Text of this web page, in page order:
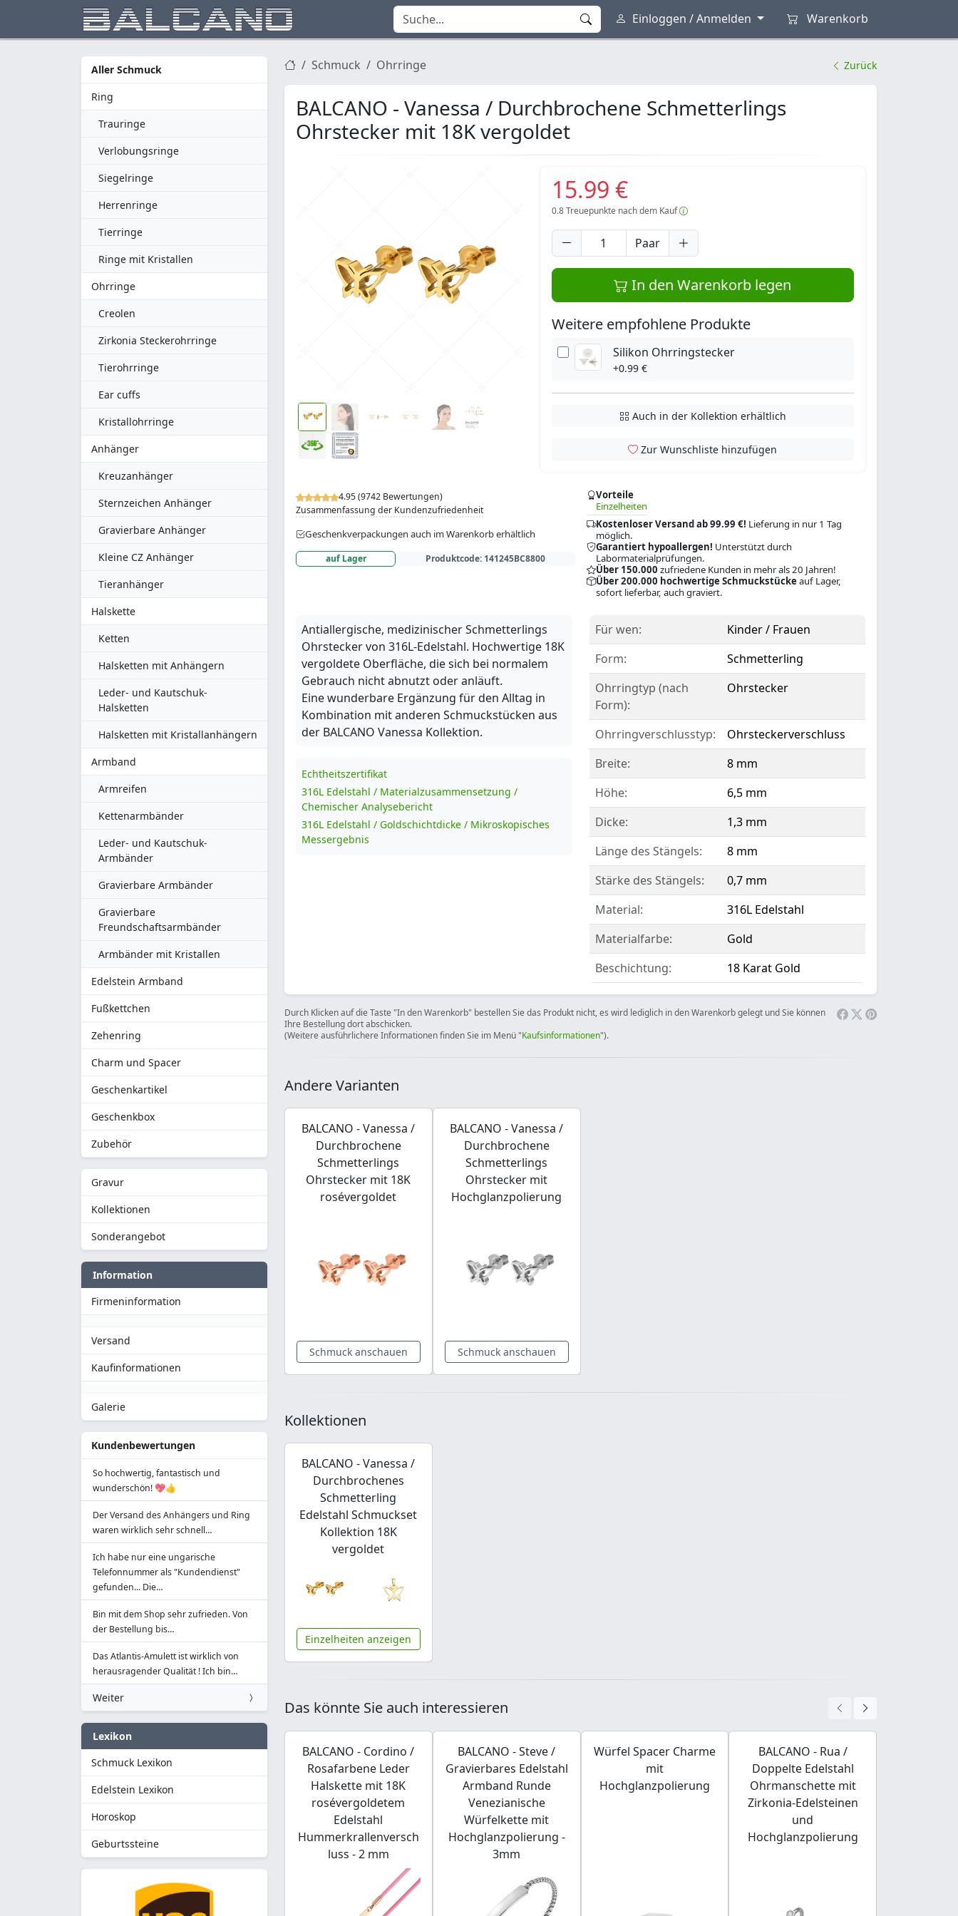
Einloggen / Anmelden Warenkorb
Aller Schmuck
Ring
Trauringe
Verlobungsringe
Siegelringe
Herrenringe
Tierringe
Ringe mit Kristallen
Ohrringe
Creolen
Zirkonia Steckerohrringe
Tierohrringe
Ear cuffs
Kristallohrringe
Anhänger
Kreuzanhänger
Sternzeichen Anhänger
Gravierbare Anhänger
Kleine CZ Anhänger
Tieranhänger
Halskette
Ketten
Halsketten mit Anhängern
Leder- und Kautschuk-
Halsketten
Halsketten mit Kristallanhängern
Armband
Armreifen
Kettenarmbänder
Leder- und Kautschuk-
Armbänder
Gravierbare Armbänder
Gravierbare
Freundschaftsarmbänder
Armbänder mit Kristallen
Edelstein Armband
Fußkettchen
Zehenring
Charm und Spacer
Geschenkartikel
Geschenkbox
Zubehör
Gravur
Kollektionen
Sonderangebot
Information
Firmeninformation
Versand
Kaufinformationen
Galerie
Kundenbewertungen
So hochwertig, fantastisch und
wunderschön! 💖👍
Der Versand des Anhängers und Ring
waren wirklich sehr schnell…
Ich habe nur eine ungarische
Telefonnummer als "Kundendienst"
gefunden... Die…
Bin mit dem Shop sehr zufrieden. Von
der Bestellung bis…
Das Atlantis-Amulett ist wirklich von
herausragender Qualität ! Ich bin…
Weiter
Lexikon
Schmuck Lexikon
Edelstein Lexikon
Horoskop
Geburtssteine
Schmuck Ohrringe Zurück
BALCANO - Vanessa / Durchbrochene Schmetterlings
Ohrstecker mit 18K vergoldet
4.95 (9742 Bewertungen)
Zusammenfassung der Kundenzufriedenheit
Geschenkverpackungen auch im Warenkorb erhältlich
auf Lager Produktcode: 141245BC8800
Vorteile
Einzelheiten
Kostenloser Versand ab 99.99 €! Lieferung in nur 1 Tag
möglich.
Garantiert hypoallergen! Unterstützt durch
Labormaterialprüfungen.
Über 150.000 zufriedene Kunden in mehr als 20 Jahren!
Über 200.000 hochwertige Schmuckstückeauf Lager,
sofort lieferbar, auch graviert.
15.99 €
0.8Treuepunkte nach dem Kauf
Paar
In den Warenkorb legen
Weitere empfohlene Produkte
Silikon Ohrringstecker
+0.99 €
Auch in der Kollektion erhältlich
Zur Wunschliste hinzufügen
Antiallergische, medizinischer Schmetterlings
Ohrstecker von 316L-Edelstahl. Hochwertige 18K
vergoldete Oberfläche, die sich bei normalem
Gebrauch nicht abnutzt oder anläuft.
Eine wunderbare Ergänzung für den Alltag in
Kombination mit anderen Schmuckstücken aus
der BALCANO Vanessa Kollektion.
Echtheitszertifikat
316L Edelstahl / Materialzusammensetzung /
Chemischer Analysebericht
316L Edelstahl / Goldschichtdicke / Mikroskopisches
Messergebnis
Für wen:
Kinder / Frauen
Form:
Schmetterling
Ohrringtyp (nach
Form):
Ohrstecker
Ohrringverschlusstyp:
Ohrsteckerverschluss
Breite:
8 mm
Höhe:
6,5 mm
Dicke:
1,3 mm
Länge des Stängels:
8 mm
Stärke des Stängels:
0,7 mm
Material:
316L Edelstahl
Materialfarbe:
Gold
Beschichtung:
18 Karat Gold
Durch Klicken auf die Taste "In den Warenkorb" bestellen Sie das Produkt nicht, es wird lediglich in den Warenkorb gelegt und Sie können
Ihre Bestellung dort abschicken.
(Weitere ausführlichere Informationen finden Sie im Menü "Kaufsinformationen").
Andere Varianten
BALCANO - Vanessa /
Durchbrochene
Schmetterlings
Ohrstecker mit 18K
rosévergoldet
Schmuck anschauen
BALCANO - Vanessa /
Durchbrochene
Schmetterlings
Ohrstecker mit
Hochglanzpolierung
Schmuck anschauen
Kollektionen
BALCANO - Vanessa /
Durchbrochenes
Schmetterling
Edelstahl Schmuckset
Kollektion 18K
vergoldet
Einzelheiten anzeigen
Das könnte Sie auch interessieren
BALCANO - Cordino /
Rosafarbene Leder
Halskette mit 18K
rosévergoldetem
Edelstahl
Hummerkrallenversch
luss - 2 mm
BALCANO - Steve /
Gravierbares Edelstahl
Armband Runde
Venezianische
Würfelkette mit
Hochglanzpolierung -
3mm
Würfel Spacer Charme
mit
Hochglanzpolierung
BALCANO - Rua /
Doppelte Edelstahl
Ohrmanschette mit
Zirkonia-Edelsteinen
und
Hochglanzpolierung